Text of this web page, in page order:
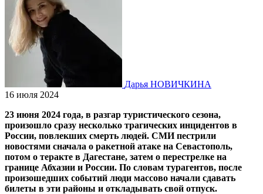
Дарья НОВИЧКИНА
16 июля 2024
23 июня 2024 года, в разгар туристического сезона,
произошло сразу несколько трагических инцидентов в
России, повлекших смерть людей. СМИ пестрили
новостями сначала о ракетной атаке на Севастополь,
потом о теракте в Дагестане, затем о перестрелке на
границе Абхазии и России. По словам турагентов, после
произошедших событий люди массово начали сдавать
билеты в эти районы и откладывать свой отпуск.